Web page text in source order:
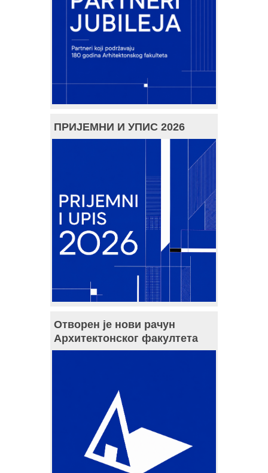
ПРИЈЕМНИ И УПИС 2026
Отворен је нови рачун
Архитектонског факултета